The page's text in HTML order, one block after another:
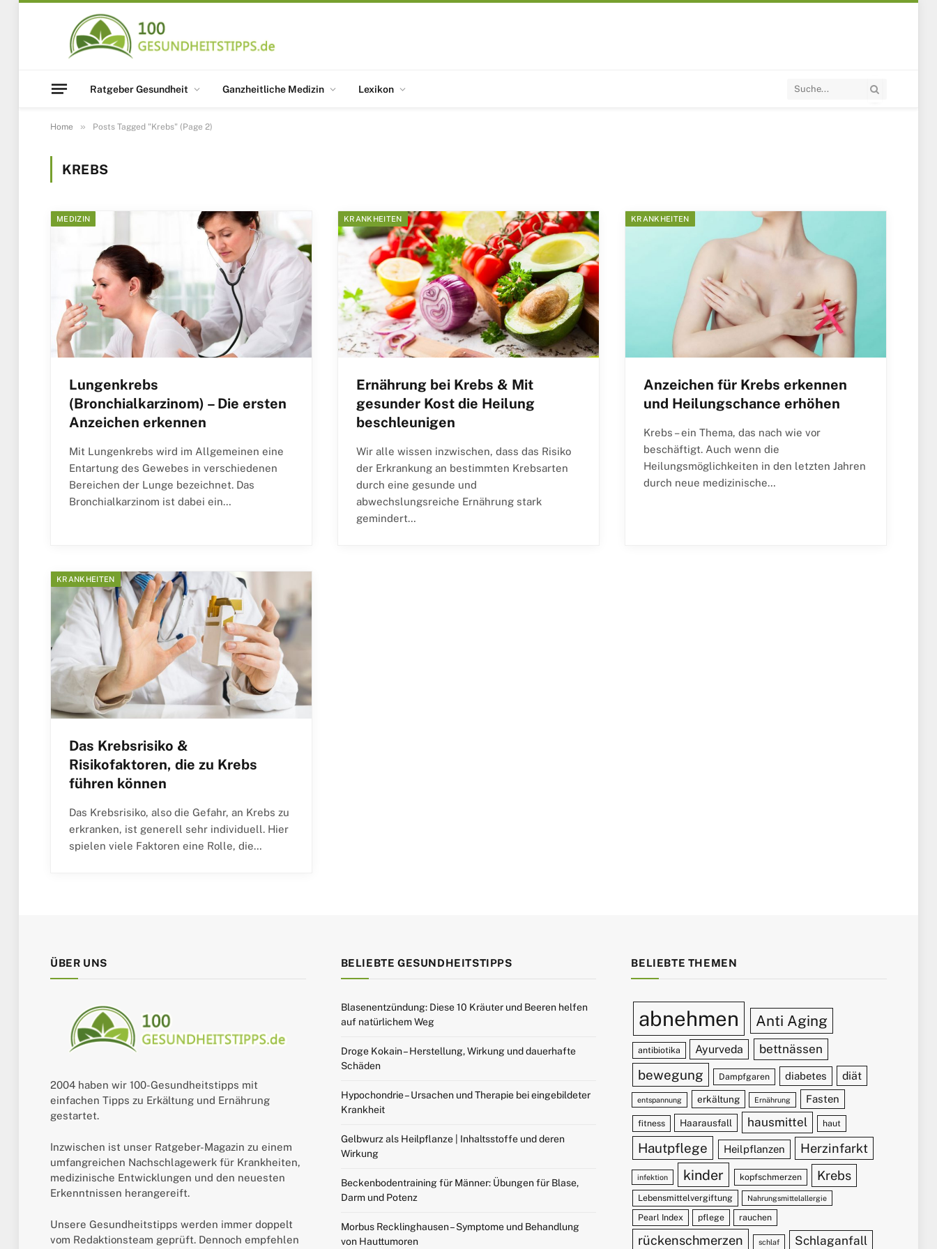
Ratgeber Gesundheit Ganzheitliche Medizin Lexikon
Home » Posts Tagged "Krebs" (Page 2)
KREBS
MEDIZIN
Lungenkrebs
(Bronchialkarzinom) – Die ersten
Anzeichen erkennen
Mit Lungenkrebs wird im Allgemeinen eine
Entartung des Gewebes in verschiedenen
Bereichen der Lunge bezeichnet. Das
Bronchialkarzinom ist dabei ein…
KRANKHEITEN
Ernährung bei Krebs & Mit
gesunder Kost die Heilung
beschleunigen
Wir alle wissen inzwischen, dass das Risiko
der Erkrankung an bestimmten Krebsarten
durch eine gesunde und
abwechslungsreiche Ernährung stark
gemindert…
KRANKHEITEN
Anzeichen für Krebs erkennen
und Heilungschance erhöhen
Krebs – ein Thema, das nach wie vor
beschäftigt. Auch wenn die
Heilungsmöglichkeiten in den letzten Jahren
durch neue medizinische…
KRANKHEITEN
Das Krebsrisiko &
Risikofaktoren, die zu Krebs
führen können
Das Krebsrisiko, also die Gefahr, an Krebs zu
erkranken, ist generell sehr individuell. Hier
spielen viele Faktoren eine Rolle, die…
ÜBER UNS
2004 haben wir 100-Gesundheitstipps mit
einfachen Tipps zu Erkältung und Ernährung
gestartet.
Inzwischen ist unser Ratgeber-Magazin zu einem
umfangreichen Nachschlagewerk für Krankheiten,
medizinische Entwicklungen und den neuesten
Erkenntnissen herangereift.
Unsere Gesundheitstipps werden immer doppelt
vom Redaktionsteam geprüft. Dennoch empfehlen
BELIEBTE GESUNDHEITSTIPPS
Blasenentzündung: Diese 10 Kräuter und Beeren helfen
auf natürlichem Weg
Droge Kokain – Herstellung, Wirkung und dauerhafte
Schäden
Hypochondrie – Ursachen und Therapie bei eingebildeter
Krankheit
Gelbwurz als Heilpflanze | Inhaltsstoffe und deren
Wirkung
Beckenbodentraining für Männer: Übungen für Blase,
Darm und Potenz
Morbus Recklinghausen – Symptome und Behandlung
von Hauttumoren
BELIEBTE THEMEN
abnehmen Anti Aging
antibiotika Ayurveda bettnässen
bewegung Dampfgaren diabetes diät
entspannung erkältung Ernährung Fasten
fitness Haarausfall hausmittel haut
Hautpflege Heilpflanzen Herzinfarkt
infektion kinder kopfschmerzen Krebs
Lebensmittelvergiftung Nahrungsmittelallergie
Pearl Index pflege rauchen
rückenschmerzen schlaf Schlaganfall